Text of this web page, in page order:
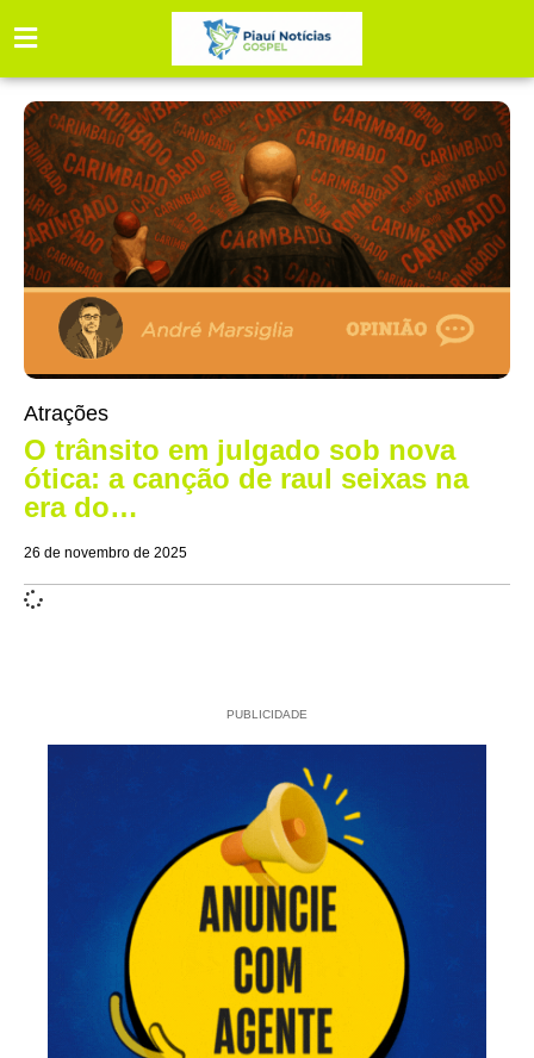
Atrações
O trânsito em julgado sob nova
ótica: a canção de raul seixas na
era do…
26 de novembro de 2025
PUBLICIDADE